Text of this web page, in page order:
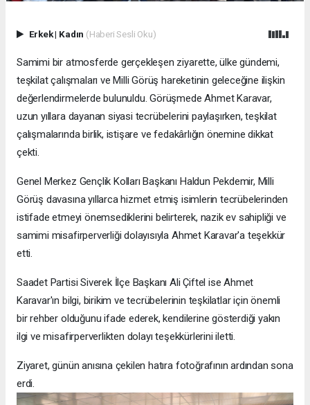
Erkek| Kadın (Haberi Sesli Oku)
Samimi bir atmosferde gerçekleşen ziyarette, ülke gündemi,
teşkilat çalışmaları ve Milli Görüş hareketinin geleceğine ilişkin
değerlendirmelerde bulunuldu. Görüşmede Ahmet Karavar,
uzun yıllara dayanan siyasi tecrübelerini paylaşırken, teşkilat
çalışmalarında birlik, istişare ve fedakârlığın önemine dikkat
çekti.
Genel Merkez Gençlik Kolları Başkanı Haldun Pekdemir, Milli
Görüş davasına yıllarca hizmet etmiş isimlerin tecrübelerinden
istifade etmeyi önemsediklerini belirterek, nazik ev sahipliği ve
samimi misafirperverliği dolayısıyla Ahmet Karavar'a teşekkür
etti.
Saadet Partisi Siverek İlçe Başkanı Ali Çiftel ise Ahmet
Karavar'ın bilgi, birikim ve tecrübelerinin teşkilatlar için önemli
bir rehber olduğunu ifade ederek, kendilerine gösterdiği yakın
ilgi ve misafirperverlikten dolayı teşekkürlerini iletti.
Ziyaret, günün anısına çekilen hatıra fotoğrafının ardından sona
erdi.